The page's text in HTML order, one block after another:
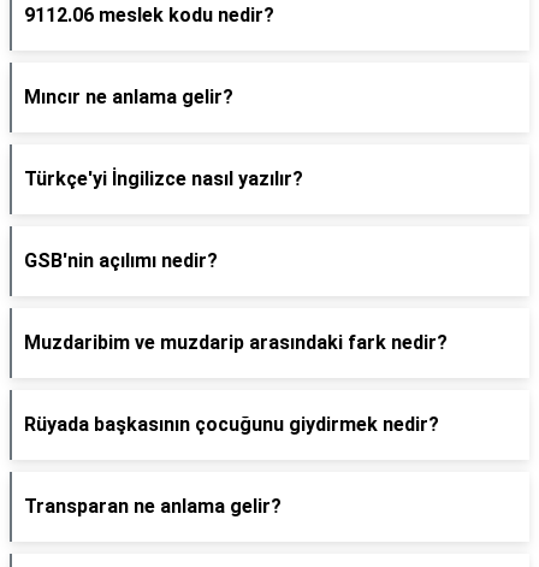
9112.06 meslek kodu nedir?
Mıncır ne anlama gelir?
Türkçe'yi İngilizce nasıl yazılır?
GSB'nin açılımı nedir?
Muzdaribim ve muzdarip arasındaki fark nedir?
Rüyada başkasının çocuğunu giydirmek nedir?
Transparan ne anlama gelir?